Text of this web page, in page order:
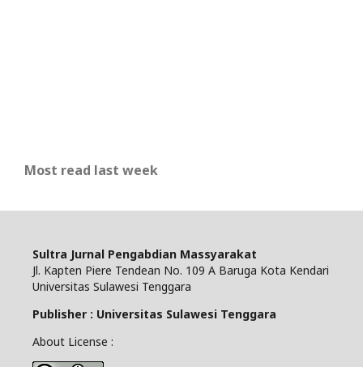
Most read last week
Sultra Jurnal Pengabdian Massyarakat
Jl. Kapten Piere Tendean No. 109 A Baruga Kota Kendari
Universitas Sulawesi Tenggara
Publisher : Universitas Sulawesi Tenggara
About License :